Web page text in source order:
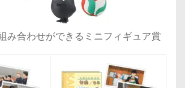
み合わせができるミニフィギュア賞